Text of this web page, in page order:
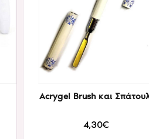
Acrygel Brush και
4,30€